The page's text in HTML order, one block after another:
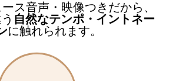
ス音声・映像つきだから、
自然なテンポ・イントネー
に触れられます。